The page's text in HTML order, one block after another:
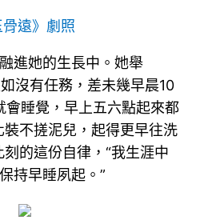
骨遠》劇照
進她的生長中。她舉
沒有任務，差未幾早晨10
會睡覺，早上五六點起來都
裝不搓泥兒，起得更早往洗
的這份自律，“我生涯中
持早睡夙起。”